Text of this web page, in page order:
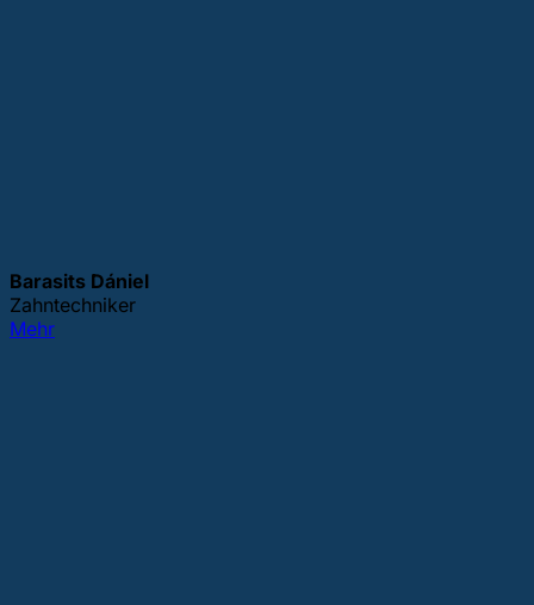
Barasits Dániel
Zahntechniker
Mehr